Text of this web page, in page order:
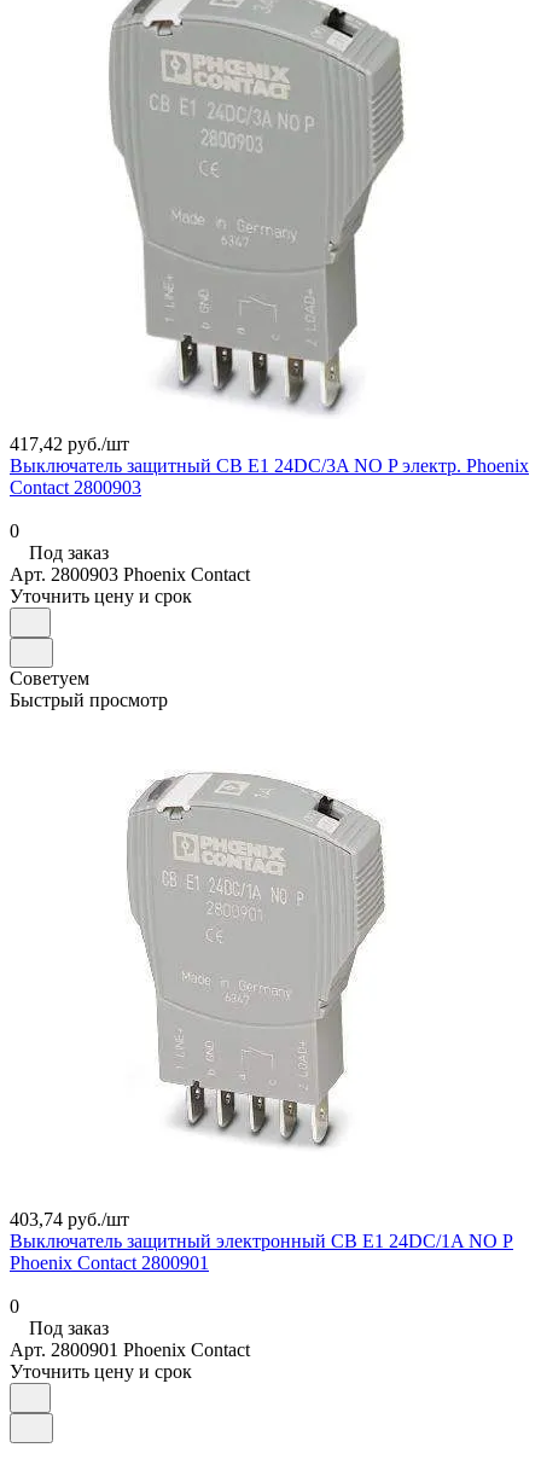
417,42 руб./шт
Выключатель защитный CB E1 24DC/3A NO P электр. Phoenix
Contact 2800903
0
Под заказ
Арт. 2800903 Phoenix Contact
Уточнить цену и срок
Советуем
Быстрый просмотр
403,74 руб./шт
Выключатель защитный электронный CB E1 24DC/1A NO P
Phoenix Contact 2800901
0
Под заказ
Арт. 2800901 Phoenix Contact
Уточнить цену и срок